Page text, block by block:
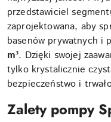
przedstawiciel
zaprojektowana, aby
basenów prywatnych i
m³. Dzięki swojej
tylko krystalicznie
bezpieczeństwo i
Zalety pompy